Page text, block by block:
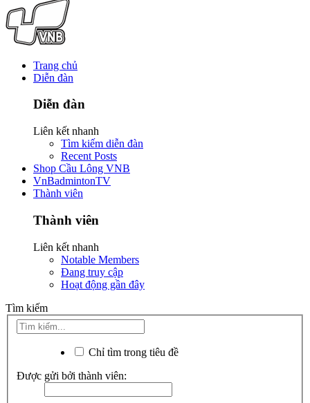
Trang chủ
Diễn đàn
Diễn đàn
Liên kết nhanh
Tìm kiếm diễn đàn
Recent Posts
Shop Cầu Lông VNB
VnBadmintonTV
Thành viên
Thành viên
Liên kết nhanh
Notable Members
Đang truy cập
Hoạt động gần đây
Tìm kiếm
Chỉ tìm trong tiêu đề
Được gửi bởi thành viên: